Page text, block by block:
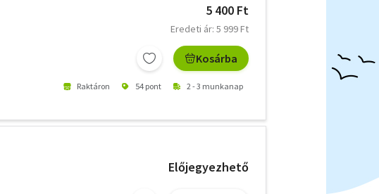
5 400 Ft
Eredeti ár: 5 999 Ft
Kosárba
Raktáron 54 pont 2 - 3 munkanap
Előjegyezhető